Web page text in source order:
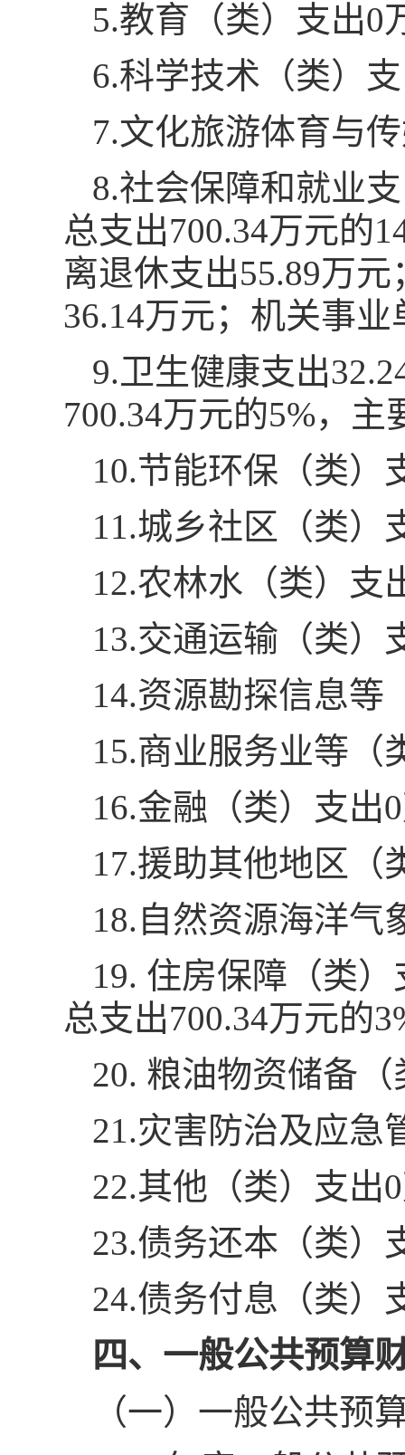
5.教育（类）支出0
6.科学技术（类）
7.文化旅游体育与
8.社会保障和就业
总支出700.34万元的
离退休支出55.89万
36.14万元；机关事
9.卫生健康支出
700.34万元的5%，
10.节能环保（类）
11.城乡社区（类）
12.农林水（类）支
13.交通运输（类）
14.资源勘探信息等
15.商业服务业等（
16.金融（类）支出
17.援助其他地区（
18.自然资源海洋气
19. 住房保障（类
总支出700.34万元的
20. 粮油物资储备
21.灾害防治及应急
22.其他（类）支出
23.债务还本（类）
24.债务付息（类）
四、一般公共预算
（一）一般公共预